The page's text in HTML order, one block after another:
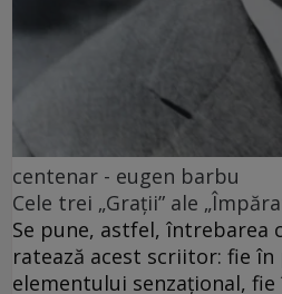
centenar - eugen barbu
Cele trei „Grații” ale
Se pune, astfel, întrebarea
ratează acest scriitor: fie în
elementului senzațional,